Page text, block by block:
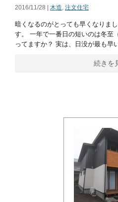
2016/11/28 | 木造, 注文住宅
暗くなるのがとっても早くなりま
す。 一年で一番日の短いのは冬至
ってますか？ 実は、日没が最も早
続きを